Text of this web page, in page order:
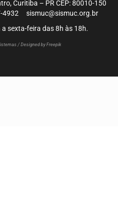
Curitiba – PR CEP: 80010-150
4932 sismuc@sismuc.org.br
sexta-feira das 8h às 18h.
/ Designed by Freepik